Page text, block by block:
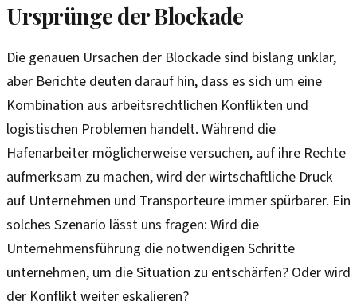
Ursprünge der Blockade
Die genauen Ursachen der Blockade sind bislang unklar,
aber Berichte deuten darauf hin, dass es sich um eine
Kombination aus arbeitsrechtlichen Konflikten und
logistischen Problemen handelt. Während die
Hafenarbeiter möglicherweise versuchen, auf ihre Rechte
aufmerksam zu machen, wird der wirtschaftliche Druck
auf Unternehmen und Transporteure immer spürbarer. Ein
solches Szenario lässt uns fragen: Wird die
Unternehmensführung die notwendigen Schritte
unternehmen, um die Situation zu entschärfen? Oder wird
der Konflikt weiter eskalieren?